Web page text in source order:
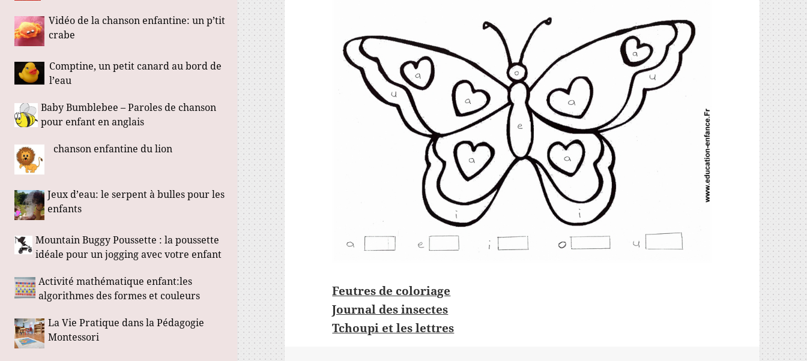
Vidéo de la chanson enfantine: un p’tit
crabe
Comptine, un petit canard au bord de
l’eau
Baby Bumblebee – Paroles de chanson
pour enfant en anglais
chanson enfantine du lion
Jeux d’eau: le serpent à bulles pour les
enfants
Mountain Buggy Poussette : la poussette
idéale pour un jogging avec votre enfant
Activité mathématique enfant:les
algorithmes des formes et couleurs
La Vie Pratique dans la Pédagogie
Montessori
Feutres de coloriage
Journal des insectes
Tchoupi et les lettres